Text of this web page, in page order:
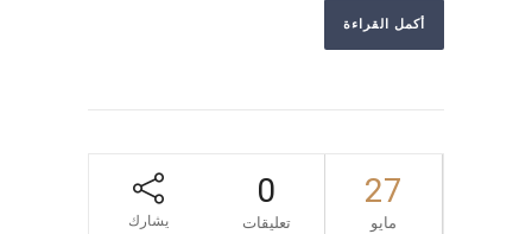
أكمل القراءة
27
مايو
0
تعليقات يشارك